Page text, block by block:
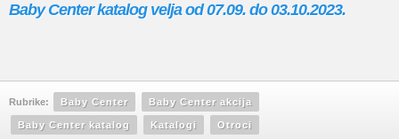
Baby Center katalog velja od 07.09. do 03.10.2023.
Rubrike: Baby Center Baby Center akcija
Baby Center katalog Katalogi Otroci